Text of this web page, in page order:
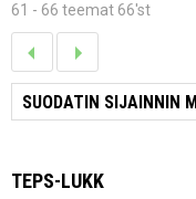
61 - 66 teemat 66'st
TEPS-LUKK